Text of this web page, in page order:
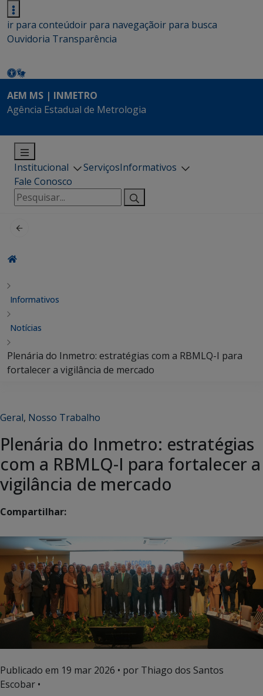
ir para conteúdoir para navegaçãoir para busca
Ouvidoria Transparência
AEM MS | INMETRO
Agência Estadual de Metrologia
Institucional ServiçosInformativos
Fale Conosco
Pesquisar
por:
Informativos
Notícias
Plenária do Inmetro: estratégias com a RBMLQ-I para
fortalecer a vigilância de mercado
Geral, Nosso Trabalho
Plenária do Inmetro: estratégias
com a RBMLQ-I para fortalecer a
vigilância de mercado
Compartilhar:
Publicado em 19 mar 2026 • por Thiago dos Santos
Escobar •